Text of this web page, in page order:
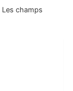
Les champs